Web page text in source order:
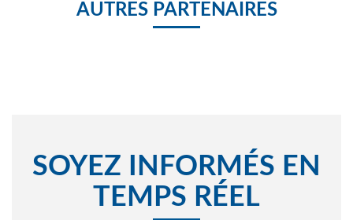
AUTRES PARTENAIRES
SOYEZ INFORMÉS EN
TEMPS RÉEL